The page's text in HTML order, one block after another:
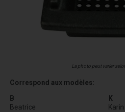
La photo peut varier
Correspond aux modèles:
B
Beatrice
K
Karin